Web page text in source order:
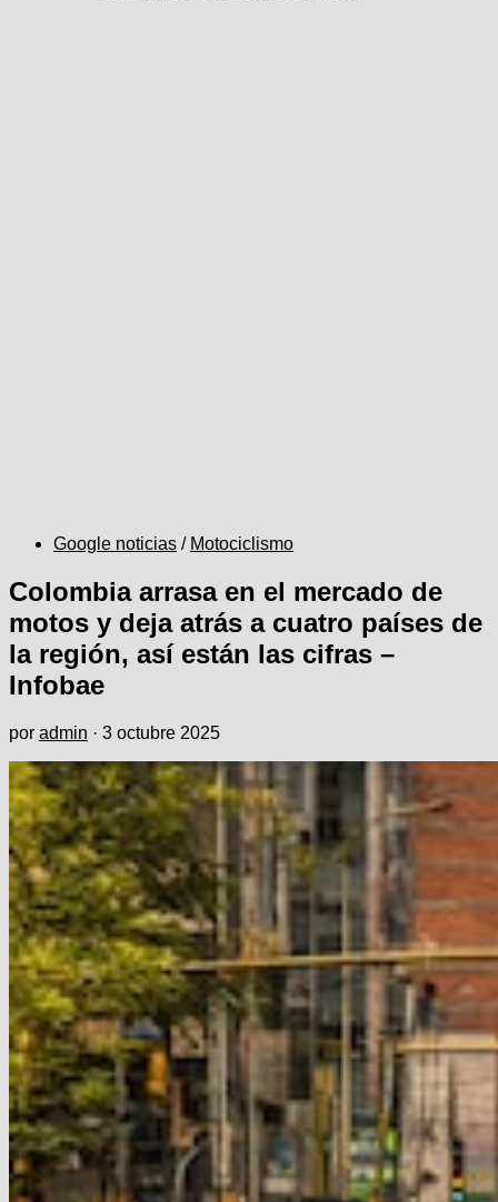
Google noticias / Motociclismo
Colombia arrasa en el mercado de
motos y deja atrás a cuatro países de
la región, así están las cifras –
Infobae
por admin · 3 octubre 2025